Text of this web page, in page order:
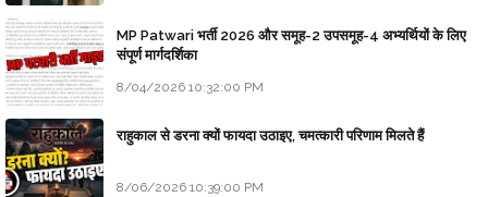
MP Patwari भर्ती 2026 और समूह-2 उपसमूह-4 अभ्यर्थियों के लिए
संपूर्ण मार्गदर्शिका
8/04/2026 10:32:00 PM
राहुकाल से डरना क्यों फायदा उठाइए, चमत्कारी परिणाम मिलते हैं
8/06/2026 10:39:00 PM